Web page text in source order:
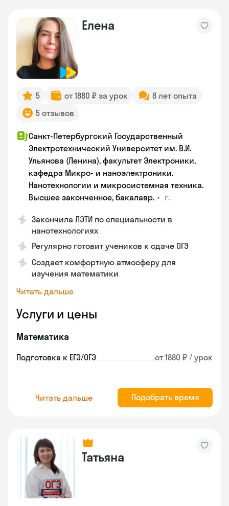
Елена
5 от 1880 ₽ за урок
8 лет опыта
5 отзывов
Санкт-Петербургский Государственный
Электротехнический Университет им. В.И.
Ульянова (Ленина), факультет Электроники,
кафедра Микро- и наноэлектроники.
Нанотехнологии и микросистемная техника.
Высшее законченное, бакалавр. • г.
Закончила ЛЭТИ по специальности в
нанотехнологиях
Регулярно готовит учеников к сдаче ОГЭ
Создает комфортную атмосферу для
изучения математики
Читать дальше
Услуги и цены
Математика
Подготовка к ЕГЭ/ОГЭ от 1880 ₽ / урок
Читать дальше Подобрать время
Татьяна